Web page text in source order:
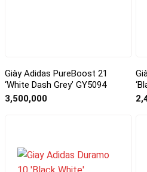
Giày Adidas PureBoost 21
‘White Dash Grey’ GY5094
3,500,000